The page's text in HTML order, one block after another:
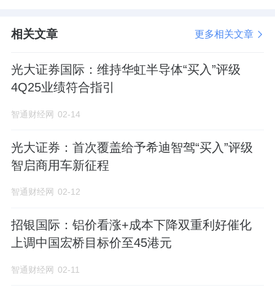
相关文章 更多相关文章
光大证券国际：维持华虹半导体“买入”评级
4Q25业绩符合指引
智通财经网 02-14
光大证券：首次覆盖给予希迪智驾“买入”评级
智启商用车新征程
智通财经网 02-12
招银国际：铝价看涨+成本下降双重利好催化
上调中国宏桥目标价至45港元
智通财经网 02-11